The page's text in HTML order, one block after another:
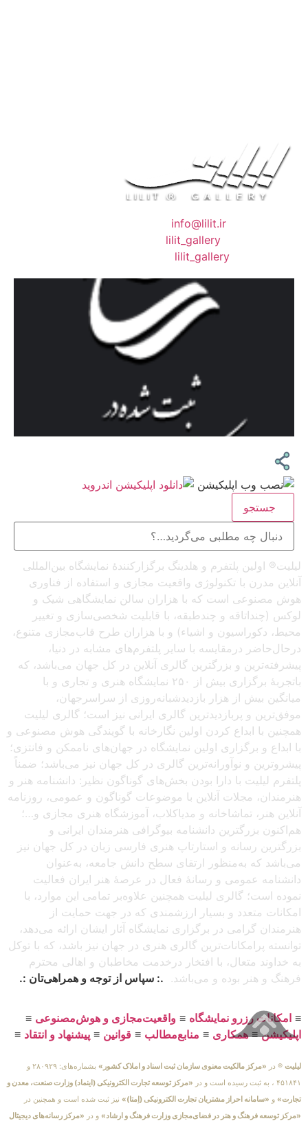
info@lilit.ir
lilit_gallery
lilit_gallery
جستجو
لیلیت® اولین پلتفرم و هلدینگ برگزارکنندهٔ نمایشگاه بین‌المللی
آنلاین مدرن با تکنولوژی واقعیت مجازی و استفاده از فناوری
هوش مصنوعی است که با هزاران سالن نمایشگاهی شیک و
لوکس (چنداتاقه و چندطبقه، با قابلیت شخصی‌سازی و تغییر
محیط، دکوراسیون و اشیاء) و با هزاران طرح قاب‌مجازی متنوع،
درحال‌حاضر درمقایسه با سایر پلتفرم‌های مشابه در دنیا،
پیشرفته‌ترین و بزرگترین گالری آنلاین در کل جهان می‌باشد، که
باتجربهٔ برگزاری بیش از ۲۵۰ نمایشگاه هنری و تجاری و با
میانگین بیش از هزار بازدیدشبانه‌روزی از سراسرجهان،
موفق‌ترین و پربازدیدترین گالری ایرانی نیز است؛ گالری لیلیت
همچنین با ابداع کردن اولین نگارخانه با گویندگی هوش مصنوعی و
با ابداع و برگزاری اولین نمایشگاه در جهان‌های ناممکن و فانتزی؛
پیشروترین و نوآورانه‌ترین گالری در کل جهان نیز می‌باشد؛ ضمناً
پلتفرم لیلیت با دارا بودن بخش‌های گوناگون نظیر: دانشنامه هنر و
هنرمندان، مجلات آنلاین با موضوعات گوناگون و عمومی، روزنامه
آنلاین هنر، تماشاخانه و مدیاکلاب، آموزشگاه هنری مجازی و…؛
هم‌اکنون بزرگترین دانشنامه بیوگرافی هنرمندان ایرانی و
بزرگترین رسانه و استارتاپ هنری فارسی زبان در کل جهان نیز
می‌باشد که به‌منظور ارتقای سطح دانش جامعه، به‌عنوان
دانشنامه عمومی و رسانهٔ فعال در عرصهٔ هنر ایران فعالیت
نموده است؛ گالری لیلیت همچنین علاوه‌بر تمامی این موارد، با
امکانات متعدد و بسیار ارزشمندی که در جهت حمایت از
هنرمندان گرامی در برگزاری نمایشگاه آثار ایشان ارائه می‌دهد،
توانسته پرامکانات‌ترین گالری هنری در جهان نیز باشد، که با توکل
به خداوند متعال، با افتخار درخدمت مخاطبان و اهالی محترم
فرهنگ و هنر بوده و می‌باشد. .: سپاس از توجه و همراهی‌تان :.
≡ امکانات رزرو نمایشگاه ≡ واقعیت‌مجازی و هوش‌مصنوعی ≡
اپلیکیشن≡همکاری ≡ منابع‌مطالب ≡ قوانین ≡ پیشنهاد و انتقاد ≡
لیلیت ® در «مرکز مالکیت معنوی سازمان ثبت اسناد و املاک کشور»
بشماره‌های: ۲۸۰۹۲۹ و
۴۵۱۸۴۱ ، به ثبت رسیده است و در
«مرکز توسعه تجارت الکترونیکی (اینماد) وزارت صنعت، معدن و
تجارت» و «سامانه احراز مشتریان تجارت الکترونیکی (اِمتا)» نیز ثبت شده است و همچنین در
«مرکز توسعه فرهنگ و هنر در فضای‌مجازی وزارت فرهنگ و ارشاد» و در «مرکز رسانه‌های دیجیتال